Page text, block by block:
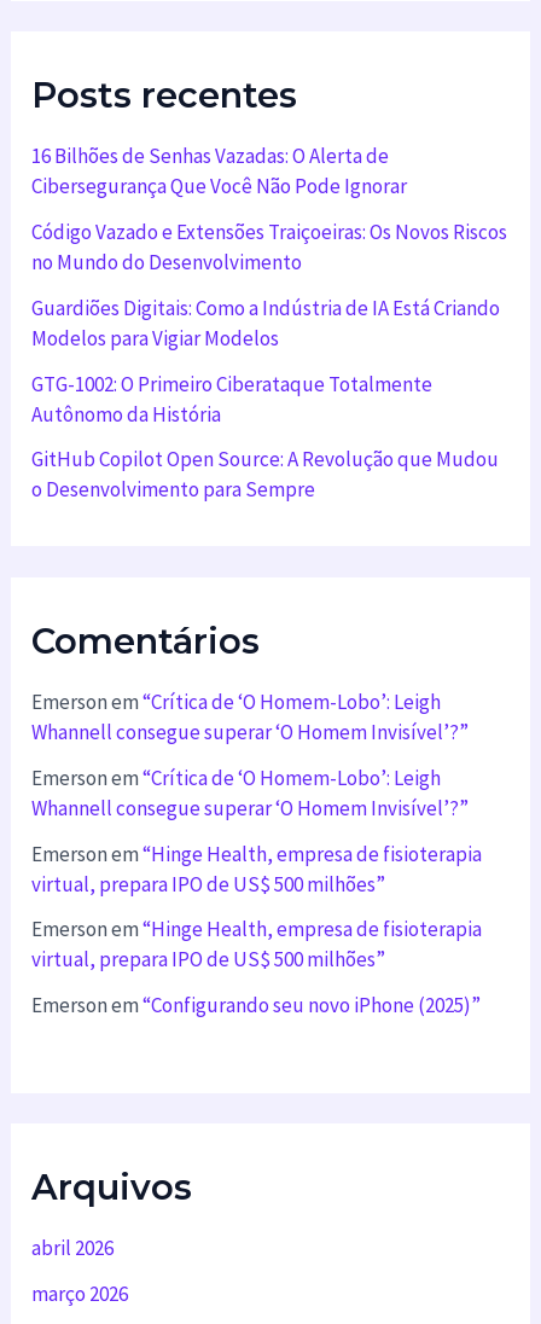
Posts recentes
16 Bilhões de Senhas Vazadas: O Alerta de
Cibersegurança Que Você Não Pode Ignorar
Código Vazado e Extensões Traiçoeiras: Os Novos Riscos
no Mundo do Desenvolvimento
Guardiões Digitais: Como a Indústria de IA Está Criando
Modelos para Vigiar Modelos
GTG-1002: O Primeiro Ciberataque Totalmente
Autônomo da História
GitHub Copilot Open Source: A Revolução que Mudou
o Desenvolvimento para Sempre
Comentários
Emersonem“Crítica de ‘O Homem-Lobo’: Leigh
Whannell consegue superar ‘O Homem Invisível’?”
Emersonem“Crítica de ‘O Homem-Lobo’: Leigh
Whannell consegue superar ‘O Homem Invisível’?”
Emersonem“Hinge Health, empresa de fisioterapia
virtual, prepara IPO de US$ 500 milhões”
Emersonem“Hinge Health, empresa de fisioterapia
virtual, prepara IPO de US$ 500 milhões”
Emersonem“Configurando seu novo iPhone (2025)”
Arquivos
abril 2026
março 2026